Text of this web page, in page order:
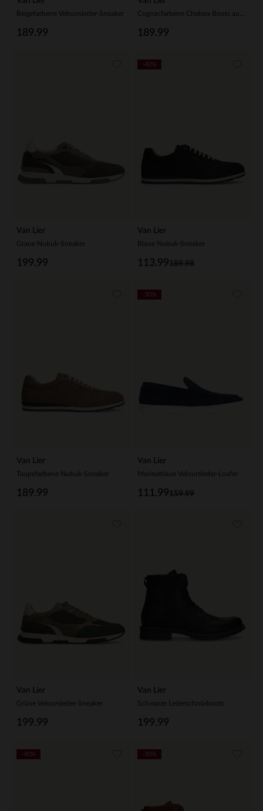
Beigefarbene Veloursleder-Sneaker
189.99 189.99
Van Lier
Graue Nubuk-Sneaker
199.99
Van Lier
Blaue Nubuk-Sneaker
189.98
113.99
-40%
Van Lier
Taupefarbene Nubuk-Sneaker
189.99
Van Lier
Marineblaue Veloursleder-Loafer
159.99
111.99
-30%
Van Lier
Grüne Veloursleder-Sneaker
199.99
Van Lier
Schwarze Lederschnürboots
199.99
-40% -30%